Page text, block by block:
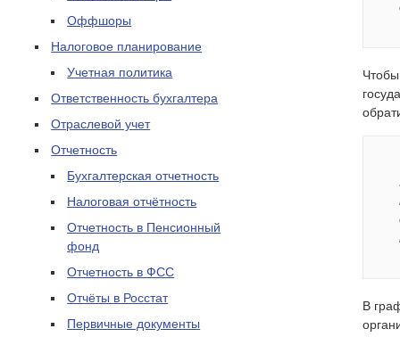
Оффшоры
Налоговое планирование
Учетная политика
Ответственность бухгалтера
Отраслевой учет
Отчетность
Бухгалтерская отчетность
Налоговая отчётность
Отчетность в Пенсионный
фонд
Отчетность в ФСС
Отчёты в Росстат
Первичные документы
В